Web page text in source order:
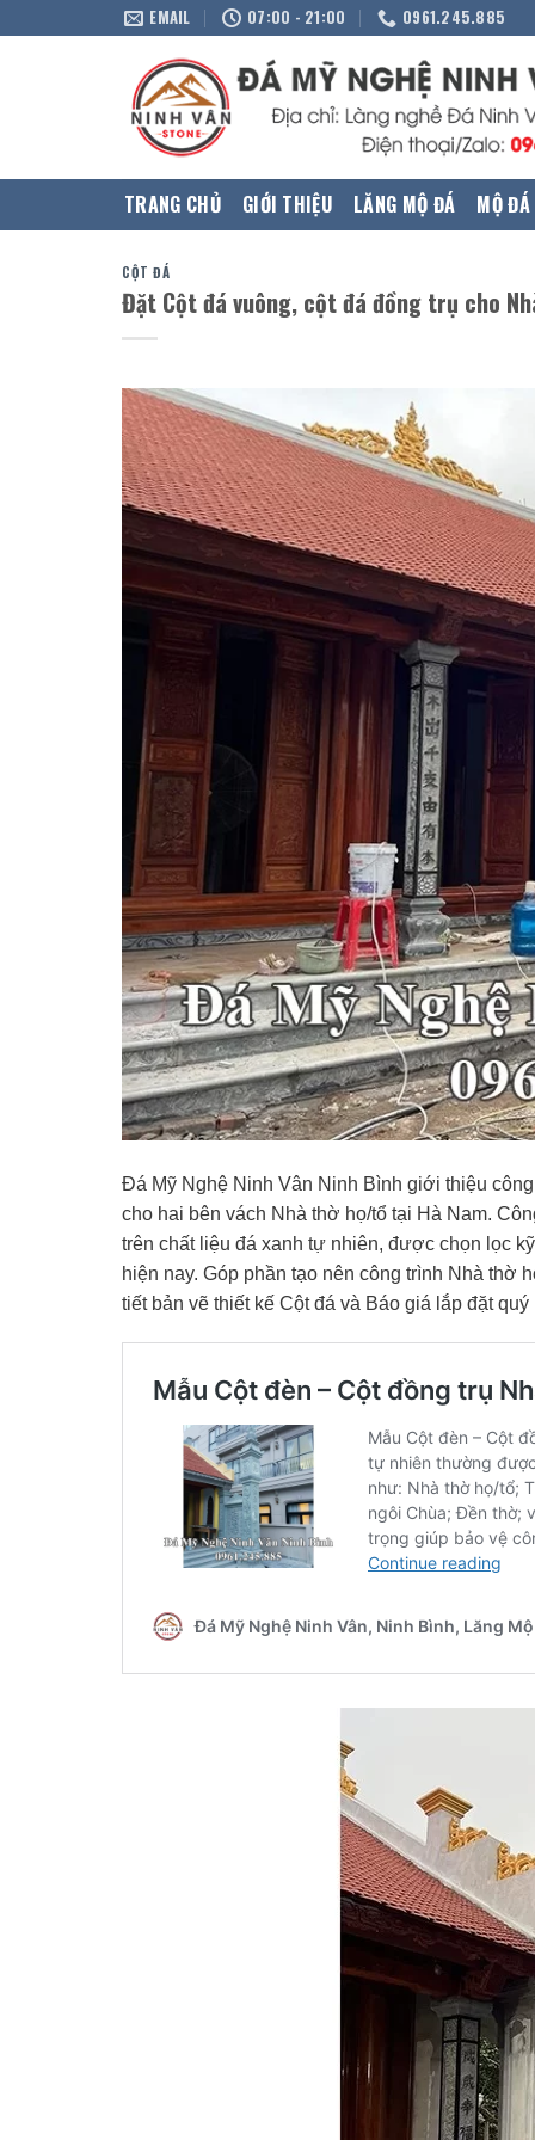
EMAIL 07:00 - 21:00 0961.245.885
TRANG CHỦ GIỚI THIỆU LĂNG MỘ ĐÁ MỘ
CỘT ĐÁ
Đặt Cột đá vuông, cột đá đồng trụ cho
Đá Mỹ Nghệ Ninh Vân Ninh Bình giới thiệu
cho hai bên vách Nhà thờ họ/tổ tại Hà Nam.
trên chất liệu đá xanh tự nhiên, được chọn lọc
hiện nay. Góp phần tạo nên công trình Nhà thờ
tiết bản vẽ thiết kế Cột đá và Báo giá lắp đặt